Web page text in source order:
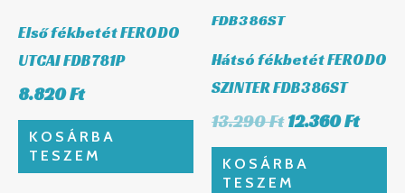
Első fékbetét FERODO
UTCAI FDB781P
8.820Ft
KOSÁRBA
TESZEM
Hátsó fékbetét FERODO
SZINTER FDB386ST
13.290Ft 12.360Ft
KOSÁRBA
TESZEM